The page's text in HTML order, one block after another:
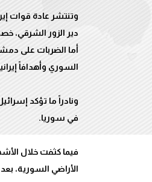
وتنتشر عادة قوات
أما الضربات على
ونادراً ما تؤكد
فيما كثفت خلال